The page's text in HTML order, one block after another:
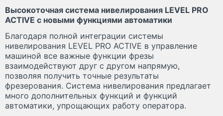
Высокоточная система нивелирования LEVEL PRO
ACTIVE с новыми функциями автоматики
Благодаря полной интеграции системы
нивелирования LEVEL PRO ACTIVE в управление
машиной все важные функции фрезы
взаимодействуют друг с другом напрямую,
позволяя получить точные результаты
фрезерования. Система нивелирования предлагает
много дополнительных функций и функций
автоматики, упрощающих работу оператора.